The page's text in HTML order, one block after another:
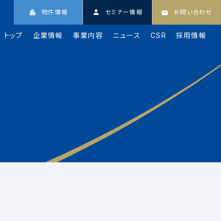
物件情報 セミナー情報 お問い合わせ
トップ 企業情報 事業内容 ニュース CSR 採用情報